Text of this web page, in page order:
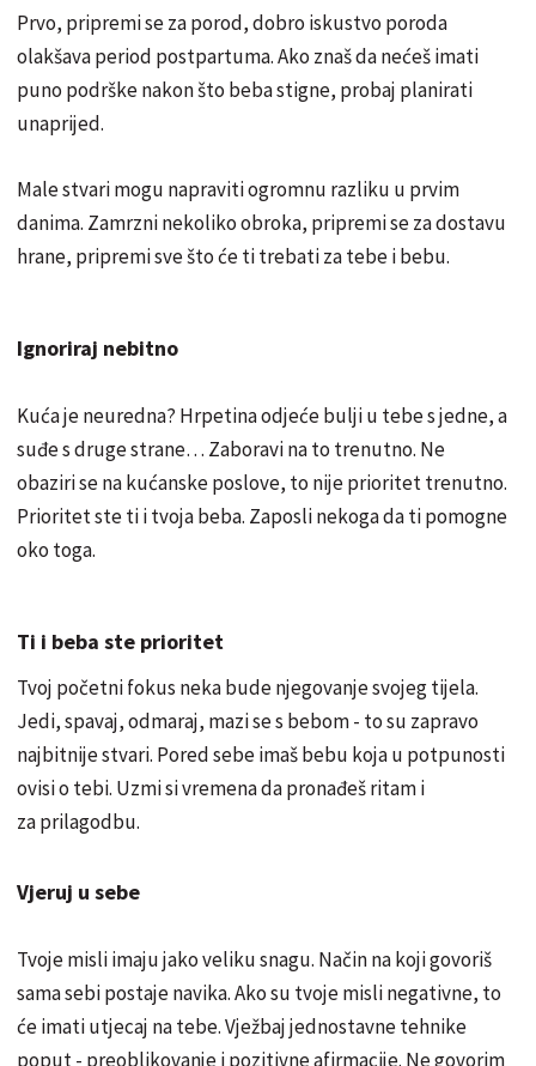
Prvo, pripremi se za porod, dobro iskustvo poroda
olakšava period postpartuma. Ako znaš da nećeš imati
puno podrške nakon što beba stigne, probaj planirati
unaprijed.
Male stvari mogu napraviti ogromnu razliku u prvim
danima. Zamrzni nekoliko obroka, pripremi se za dostavu
hrane, pripremi sve što će ti trebati za tebe i bebu.
Ignoriraj nebitno
Kuća je neuredna? Hrpetina odjeće bulji u tebe s jedne, a
suđe s druge strane… Zaboravi na to trenutno. Ne
obaziri se na kućanske poslove, to nije prioritet trenutno.
Prioritet ste ti i tvoja beba. Zaposli nekoga da ti pomogne
oko toga.
Ti i beba ste prioritet
Tvoj početni fokus neka bude njegovanje svojeg tijela.
Jedi, spavaj, odmaraj, mazi se s bebom - to su zapravo
najbitnije stvari. Pored sebe imaš bebu koja u potpunosti
ovisi o tebi. Uzmi si vremena da pronađeš ritam i
za prilagodbu.
Vjeruj u sebe
Tvoje misli imaju jako veliku snagu. Način na koji govoriš
sama sebi postaje navika. Ako su tvoje misli negativne, to
će imati utjecaj na tebe. Vježbaj jednostavne tehnike
poput - preoblikovanje i pozitivne afirmacije. Ne govorim